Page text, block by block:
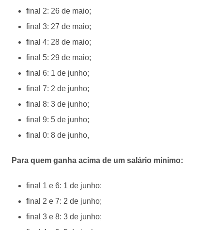
final 2: 26 de maio;
final 3: 27 de maio;
final 4: 28 de maio;
final 5: 29 de maio;
final 6: 1 de junho;
final 7: 2 de junho;
final 8: 3 de junho;
final 9: 5 de junho;
final 0: 8 de junho,
Para quem ganha acima de um salário mínimo:
final 1 e 6: 1 de junho;
final 2 e 7: 2 de junho;
final 3 e 8: 3 de junho;